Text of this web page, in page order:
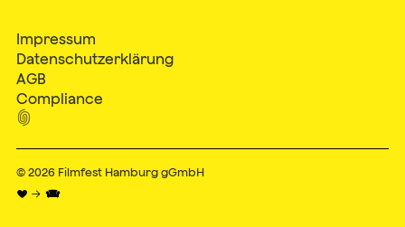
Impressum
Datenschutzerklärung
AGB
Compliance

© 2026 Filmfest Hamburg gGmbH
♥ → 